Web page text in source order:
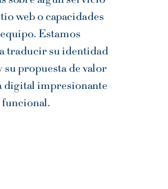
web o capacidades
Estamos
traducir su identidad
su propuesta de valor
digital impresionante
funcional.